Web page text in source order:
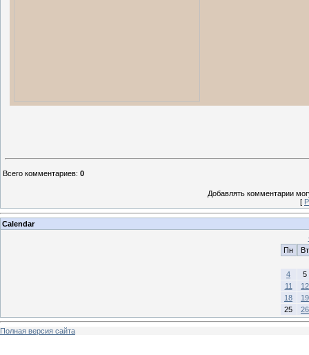
Всего комментариев: 0
Добавлять комментарии
[
Calendar
Пн
Вт
4
5
11
12
18
19
25
26
Полная версия сайта